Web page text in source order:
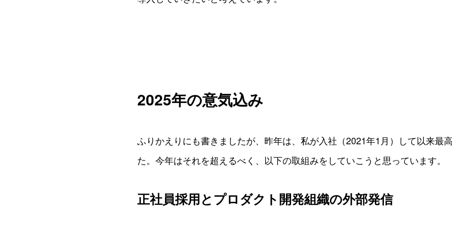
2025年の意気込み
ふりかえりにも書きましたが、昨年は、私が入社（2021年1月）して以来最
た。今年はそれを超えるべく、以下の取組みをしていこうと思っています。
正社員採用とプロダクト開発組織の外部発信